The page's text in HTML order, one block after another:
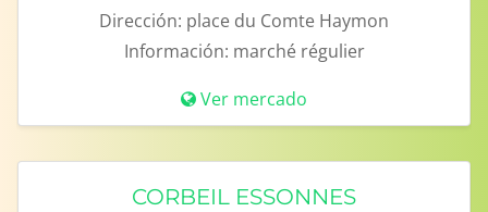
Dirección: place du Comte Haymon
Información: marché régulier
Ver mercado
CORBEIL ESSONNES